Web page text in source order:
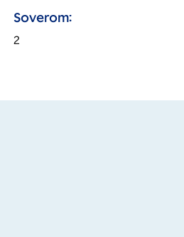
Soverom:
2